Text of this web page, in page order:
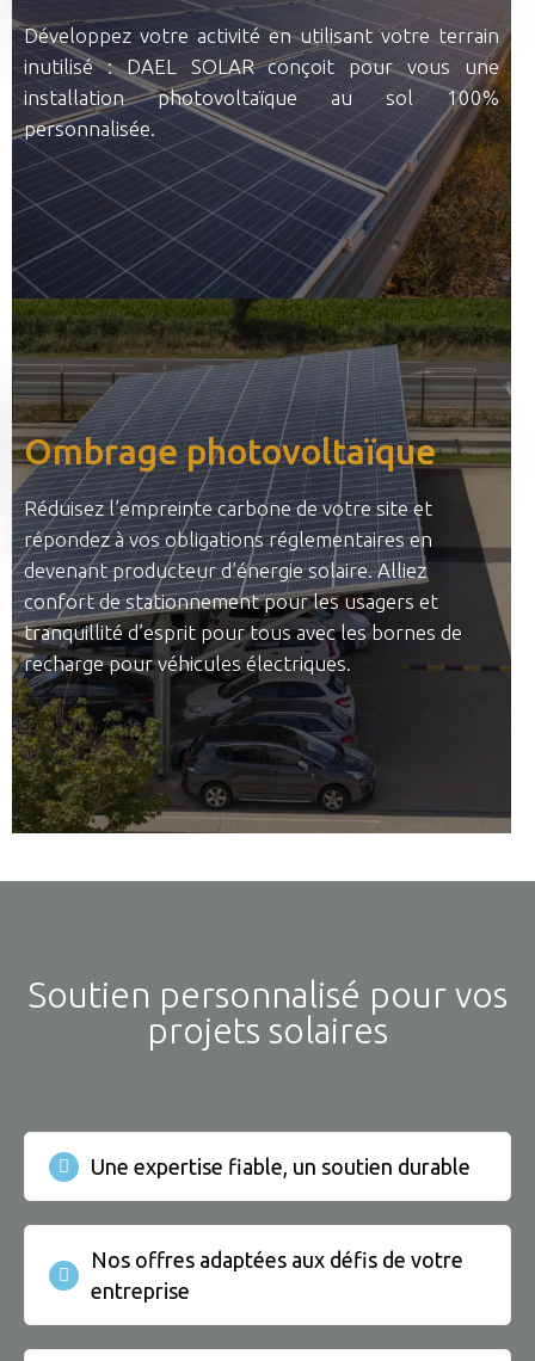
Développez votre activité en utilisant votre terrain
inutilisé : DAEL SOLAR conçoit pour vous une
installation photovoltaïque au sol 100%
personnalisée.
Ombrage photovoltaïque
Réduisez l’empreinte carbone de votre site et
répondez à vos obligations réglementaires en
devenant producteur d’énergie solaire. Alliez
confort de stationnement pour les usagers et
tranquillité d’esprit pour tous avec les bornes de
recharge pour véhicules électriques.
Soutien personnalisé pour vos
projets solaires
Une expertise fiable, un soutien durable
Nos offres adaptées aux défis de votre
entreprise